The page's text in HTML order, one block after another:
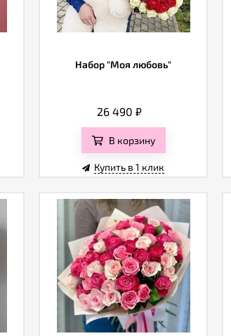
Набор "Моя любовь"
26 490 ₽
В корзину
Купить в 1 клик